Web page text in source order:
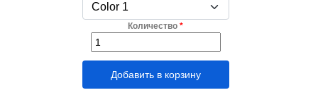
Количество *